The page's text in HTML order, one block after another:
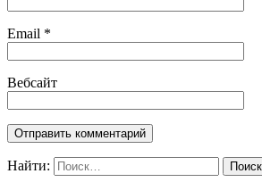
Email *
Вебсайт
Найти: